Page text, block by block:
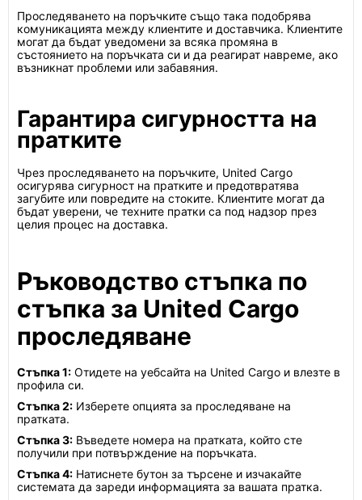
Проследяването на поръчките също така подобрява
комуникацията между клиентите и доставчика. Клиентите
могат да бъдат уведомени за всяка промяна в
състоянието на поръчката си и да реагират навреме, ако
възникнат проблеми или забавяния.
Гарантира сигурността на
пратките
Чрез проследяването на поръчките, United Cargo
осигурява сигурност на пратките и предотвратява
загубите или повредите на стоките. Клиентите могат да
бъдат уверени, че техните пратки са под надзор през
целия процес на доставка.
Ръководство стъпка по
стъпка за United Cargo
проследяване
Стъпка 1: Отидете на уебсайта на United Cargo и влезте в
профила си.
Стъпка 2: Изберете опцията за проследяване на
пратката.
Стъпка 3: Въведете номера на пратката, който сте
получили при потвърждение на поръчката.
Стъпка 4: Натиснете бутон за търсене и изчакайте
системата да зареди информацията за вашата пратка.